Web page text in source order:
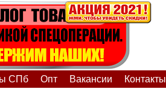
СПб Опт Вакансии Контакты